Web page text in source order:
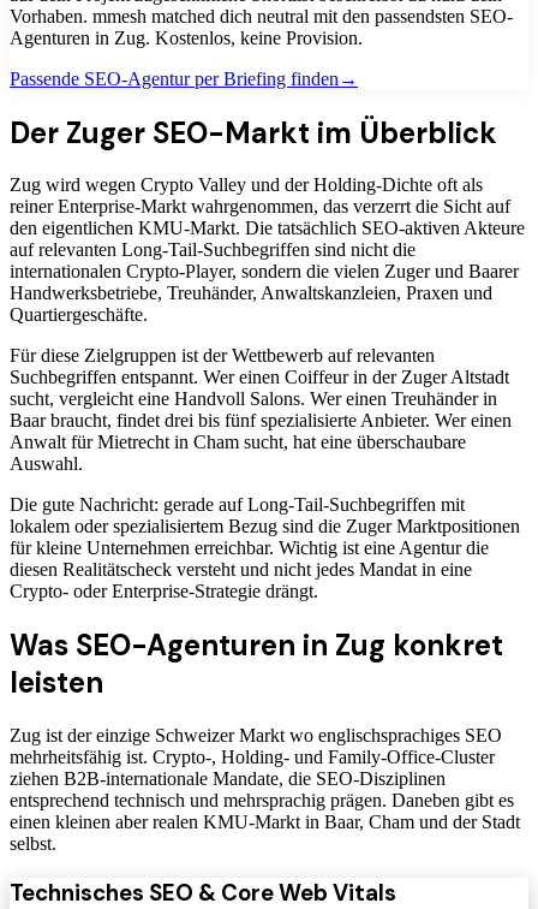
Vorhaben. mmesh matched dich neutral mit den passendsten SEO-
Agenturen in Zug. Kostenlos, keine Provision.
Passende SEO-Agenturper Briefing finden →
Der Zuger SEO-Markt im Überblick
Zug wird wegen Crypto Valley und der Holding-Dichte oft als
reiner Enterprise-Markt wahrgenommen, das verzerrt die Sicht auf
den eigentlichen KMU-Markt. Die tatsächlich SEO-aktiven Akteure
auf relevanten Long-Tail-Suchbegriffen sind nicht die
internationalen Crypto-Player, sondern die vielen Zuger und Baarer
Handwerksbetriebe, Treuhänder, Anwaltskanzleien, Praxen und
Quartiergeschäfte.
Für diese Zielgruppen ist der Wettbewerb auf relevanten
Suchbegriffen entspannt. Wer einen Coiffeur in der Zuger Altstadt
sucht, vergleicht eine Handvoll Salons. Wer einen Treuhänder in
Baar braucht, findet drei bis fünf spezialisierte Anbieter. Wer einen
Anwalt für Mietrecht in Cham sucht, hat eine überschaubare
Auswahl.
Die gute Nachricht: gerade auf Long-Tail-Suchbegriffen mit
lokalem oder spezialisiertem Bezug sind die Zuger Marktpositionen
für kleine Unternehmen erreichbar. Wichtig ist eine Agentur die
diesen Realitätscheck versteht und nicht jedes Mandat in eine
Crypto- oder Enterprise-Strategie drängt.
Was SEO-Agenturen in Zug konkret
leisten
Zug ist der einzige Schweizer Markt wo englischsprachiges SEO
mehrheitsfähig ist. Crypto-, Holding- und Family-Office-Cluster
ziehen B2B-internationale Mandate, die SEO-Disziplinen
entsprechend technisch und mehrsprachig prägen. Daneben gibt es
einen kleinen aber realen KMU-Markt in Baar, Cham und der Stadt
selbst.
Technisches SEO & Core Web Vitals